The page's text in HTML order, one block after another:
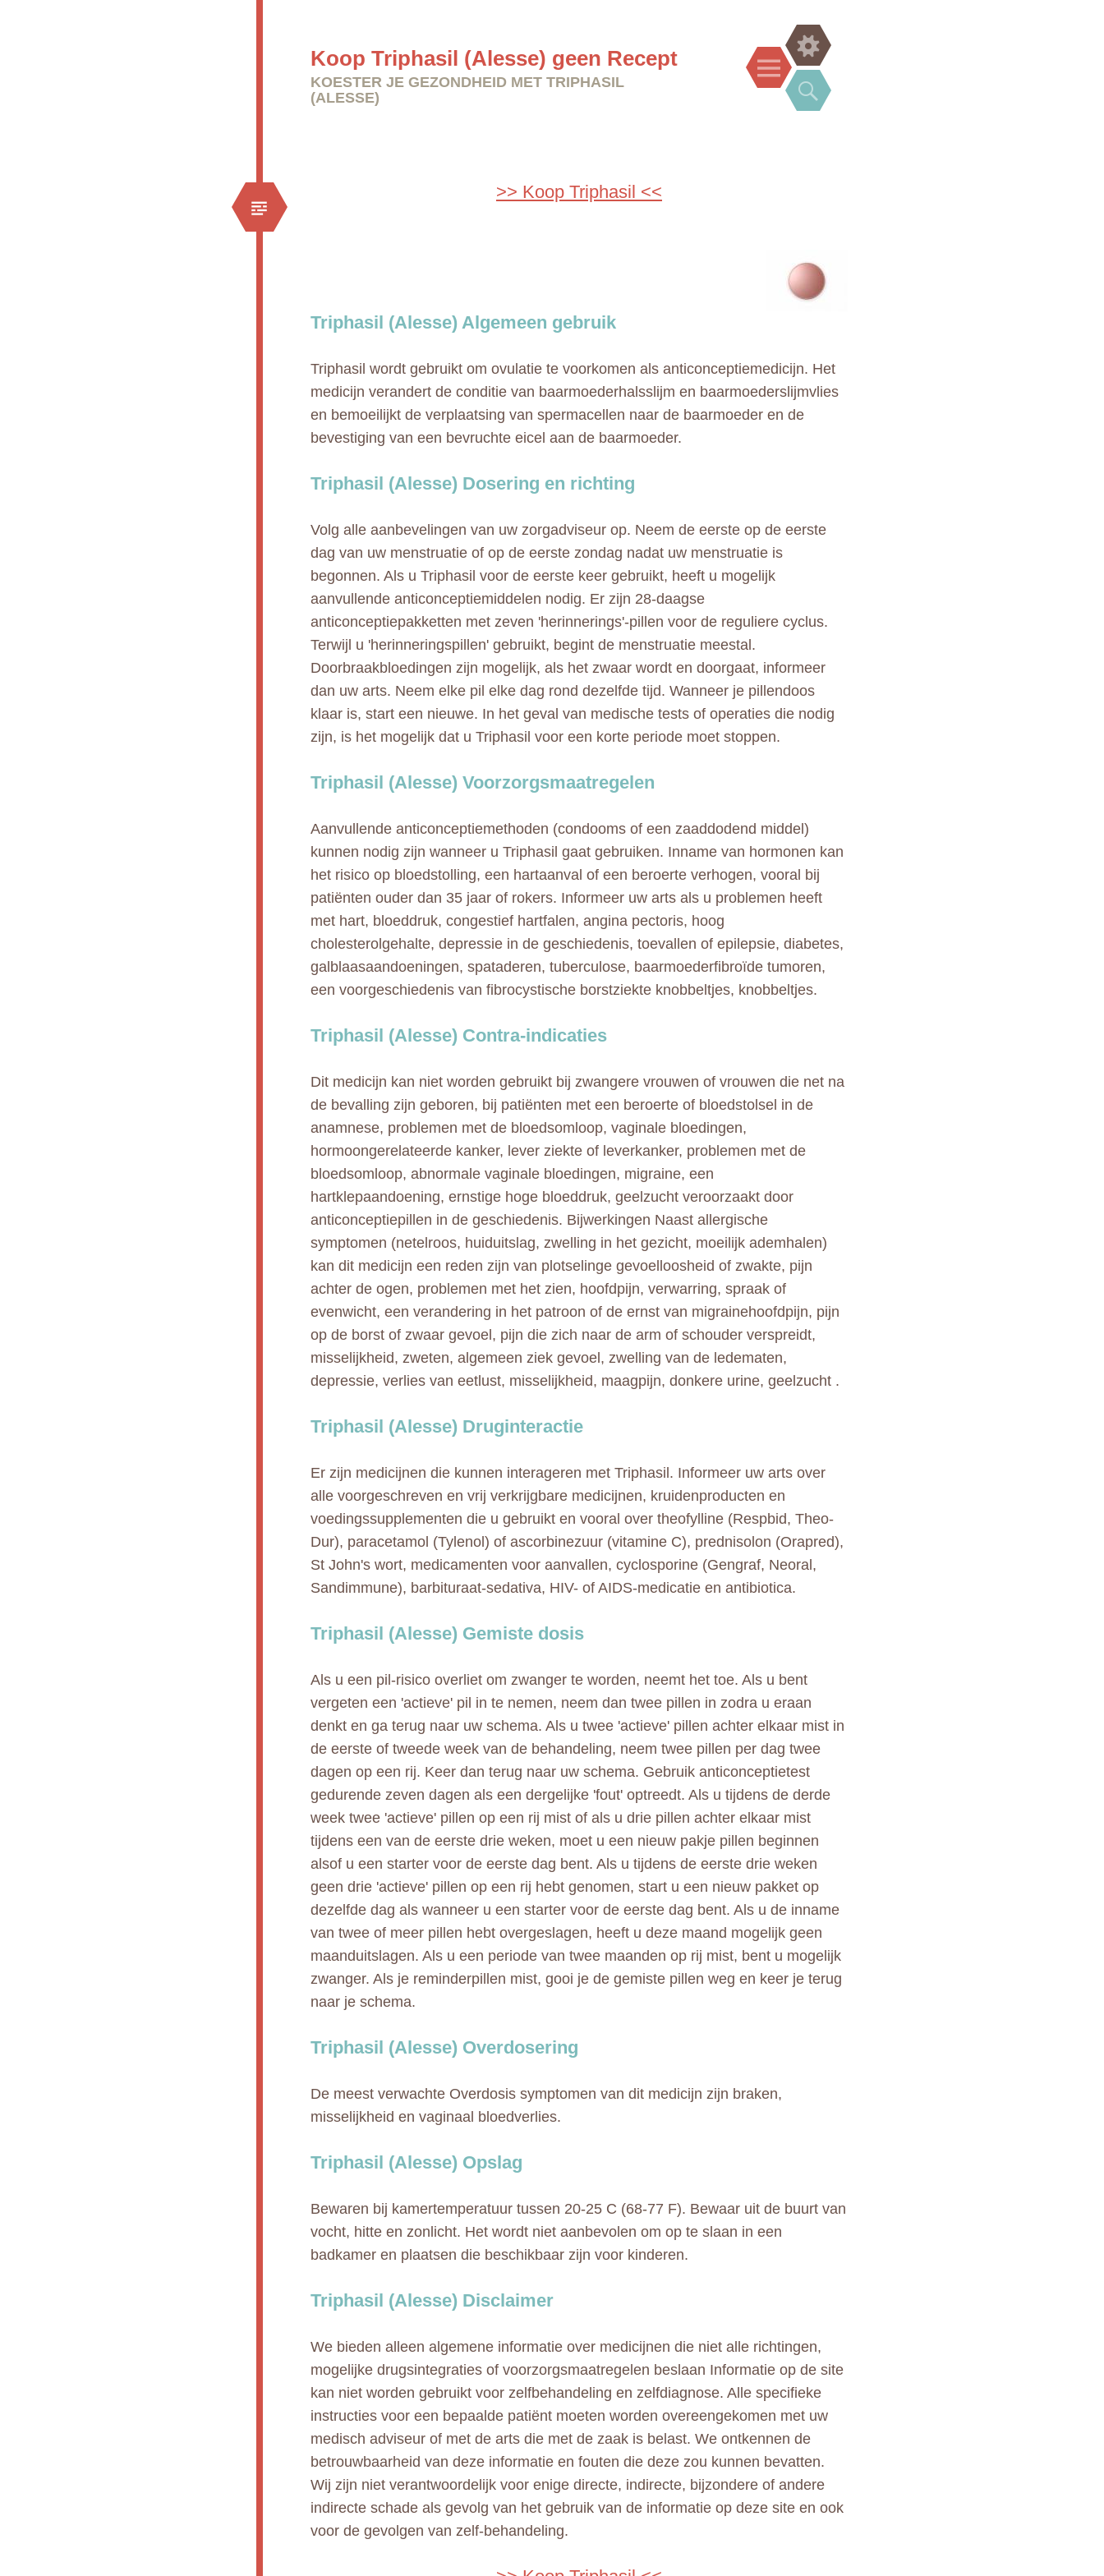
Koop Triphasil (Alesse) geen Recept
KOESTER JE GEZONDHEID MET TRIPHASIL
(ALESSE)
Menu
Widgets
Search
>> Koop Triphasil <<
Triphasil (Alesse) Algemeen gebruik
Triphasil wordt gebruikt om ovulatie te voorkomen als anticonceptiemedicijn. Het
medicijn verandert de conditie van baarmoederhalsslijm en baarmoederslijmvlies
en bemoeilijkt de verplaatsing van spermacellen naar de baarmoeder en de
bevestiging van een bevruchte eicel aan de baarmoeder.
Triphasil (Alesse) Dosering en richting
Volg alle aanbevelingen van uw zorgadviseur op. Neem de eerste op de eerste
dag van uw menstruatie of op de eerste zondag nadat uw menstruatie is
begonnen. Als u Triphasil voor de eerste keer gebruikt, heeft u mogelijk
aanvullende anticonceptiemiddelen nodig. Er zijn 28-daagse
anticonceptiepakketten met zeven 'herinnerings'-pillen voor de reguliere cyclus.
Terwijl u 'herinneringspillen' gebruikt, begint de menstruatie meestal.
Doorbraakbloedingen zijn mogelijk, als het zwaar wordt en doorgaat, informeer
dan uw arts. Neem elke pil elke dag rond dezelfde tijd. Wanneer je pillendoos
klaar is, start een nieuwe. In het geval van medische tests of operaties die nodig
zijn, is het mogelijk dat u Triphasil voor een korte periode moet stoppen.
Triphasil (Alesse) Voorzorgsmaatregelen
Aanvullende anticonceptiemethoden (condooms of een zaaddodend middel)
kunnen nodig zijn wanneer u Triphasil gaat gebruiken. Inname van hormonen kan
het risico op bloedstolling, een hartaanval of een beroerte verhogen, vooral bij
patiënten ouder dan 35 jaar of rokers. Informeer uw arts als u problemen heeft
met hart, bloeddruk, congestief hartfalen, angina pectoris, hoog
cholesterolgehalte, depressie in de geschiedenis, toevallen of epilepsie, diabetes,
galblaasaandoeningen, spataderen, tuberculose, baarmoederfibroïde tumoren,
een voorgeschiedenis van fibrocystische borstziekte knobbeltjes, knobbeltjes.
Triphasil (Alesse) Contra-indicaties
Dit medicijn kan niet worden gebruikt bij zwangere vrouwen of vrouwen die net na
de bevalling zijn geboren, bij patiënten met een beroerte of bloedstolsel in de
anamnese, problemen met de bloedsomloop, vaginale bloedingen,
hormoongerelateerde kanker, lever ziekte of leverkanker, problemen met de
bloedsomloop, abnormale vaginale bloedingen, migraine, een
hartklepaandoening, ernstige hoge bloeddruk, geelzucht veroorzaakt door
anticonceptiepillen in de geschiedenis. Bijwerkingen Naast allergische
symptomen (netelroos, huiduitslag, zwelling in het gezicht, moeilijk ademhalen)
kan dit medicijn een reden zijn van plotselinge gevoelloosheid of zwakte, pijn
achter de ogen, problemen met het zien, hoofdpijn, verwarring, spraak of
evenwicht, een verandering in het patroon of de ernst van migrainehoofdpijn, pijn
op de borst of zwaar gevoel, pijn die zich naar de arm of schouder verspreidt,
misselijkheid, zweten, algemeen ziek gevoel, zwelling van de ledematen,
depressie, verlies van eetlust, misselijkheid, maagpijn, donkere urine, geelzucht .
Triphasil (Alesse) Druginteractie
Er zijn medicijnen die kunnen interageren met Triphasil. Informeer uw arts over
alle voorgeschreven en vrij verkrijgbare medicijnen, kruidenproducten en
voedingssupplementen die u gebruikt en vooral over theofylline (Respbid, Theo-
Dur), paracetamol (Tylenol) of ascorbinezuur (vitamine C), prednisolon (Orapred),
St John's wort, medicamenten voor aanvallen, cyclosporine (Gengraf, Neoral,
Sandimmune), barbituraat-sedativa, HIV- of AIDS-medicatie en antibiotica.
Triphasil (Alesse) Gemiste dosis
Als u een pil-risico overliet om zwanger te worden, neemt het toe. Als u bent
vergeten een 'actieve' pil in te nemen, neem dan twee pillen in zodra u eraan
denkt en ga terug naar uw schema. Als u twee 'actieve' pillen achter elkaar mist in
de eerste of tweede week van de behandeling, neem twee pillen per dag twee
dagen op een rij. Keer dan terug naar uw schema. Gebruik anticonceptietest
gedurende zeven dagen als een dergelijke 'fout' optreedt. Als u tijdens de derde
week twee 'actieve' pillen op een rij mist of als u drie pillen achter elkaar mist
tijdens een van de eerste drie weken, moet u een nieuw pakje pillen beginnen
alsof u een starter voor de eerste dag bent. Als u tijdens de eerste drie weken
geen drie 'actieve' pillen op een rij hebt genomen, start u een nieuw pakket op
dezelfde dag als wanneer u een starter voor de eerste dag bent. Als u de inname
van twee of meer pillen hebt overgeslagen, heeft u deze maand mogelijk geen
maanduitslagen. Als u een periode van twee maanden op rij mist, bent u mogelijk
zwanger. Als je reminderpillen mist, gooi je de gemiste pillen weg en keer je terug
naar je schema.
Triphasil (Alesse) Overdosering
De meest verwachte Overdosis symptomen van dit medicijn zijn braken,
misselijkheid en vaginaal bloedverlies.
Triphasil (Alesse) Opslag
Bewaren bij kamertemperatuur tussen 20-25 C (68-77 F). Bewaar uit de buurt van
vocht, hitte en zonlicht. Het wordt niet aanbevolen om op te slaan in een
badkamer en plaatsen die beschikbaar zijn voor kinderen.
Triphasil (Alesse) Disclaimer
We bieden alleen algemene informatie over medicijnen die niet alle richtingen,
mogelijke drugsintegraties of voorzorgsmaatregelen beslaan Informatie op de site
kan niet worden gebruikt voor zelfbehandeling en zelfdiagnose. Alle specifieke
instructies voor een bepaalde patiënt moeten worden overeengekomen met uw
medisch adviseur of met de arts die met de zaak is belast. We ontkennen de
betrouwbaarheid van deze informatie en fouten die deze zou kunnen bevatten.
Wij zijn niet verantwoordelijk voor enige directe, indirecte, bijzondere of andere
indirecte schade als gevolg van het gebruik van de informatie op deze site en ook
voor de gevolgen van zelf-behandeling.